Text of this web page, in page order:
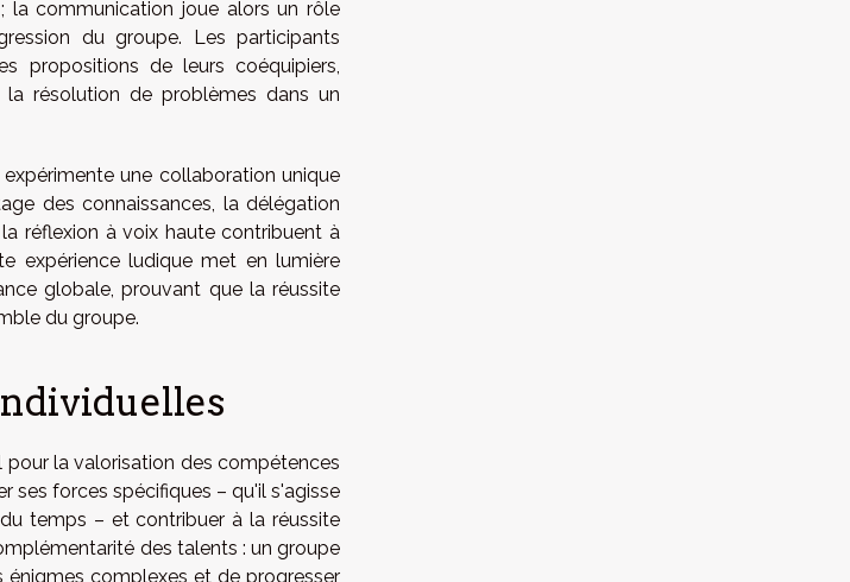
la communication joue alors un rôle
du groupe. Les participants
propositions de leurs coéquipiers,
résolution de problèmes dans un
une collaboration unique
des connaissances, la délégation
réflexion à voix haute contribuent à
expérience ludique met en lumière
globale, prouvant que la réussite
du groupe.
pour la valorisation des compétences
ses forces spécifiques – qu'il s'agisse
temps – et contribuer à la réussite
des talents : un groupe
complexes et de progresser